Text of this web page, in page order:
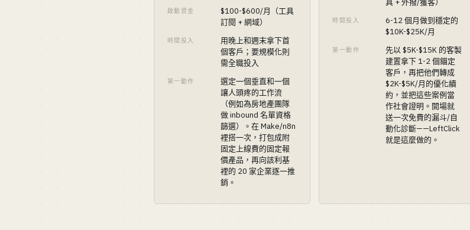
啟動資金
$100-$600/月（工具
訂閱 + 網域）
時間投入
用晚上和週末拿下首
個客戶；要規模化則
需全職投入
第一動作
選定一個垂直和一個
讓人頭疼的工作流
（例如為房地產團隊
做 inbound 名單資格
篩選）。在 Make/n8n
裡搭一次，打包成附
固定上線費的固定報
價產品，再向該利基
裡的 20 家企業逐一推
銷。
具 + 外撥/獲客）
時間投入
6-12 個月做到穩定的
$10K-$25K/月
第一動作
先以 $5K-$15K 的客製
建置拿下 1-2 個錨定
客戶，再把他們轉成
$2K-$5K/月的優化續
約，並把這些案例當
作社會證明。開場就
送一次免費的漏斗/自
動化診斷——LeftClick
就是這麼做的。